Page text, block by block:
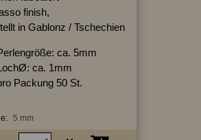
finish,
in Gablonz / Tschechien
ca. 5mm
ca. 1mm
Packung 50 St.
5 mm